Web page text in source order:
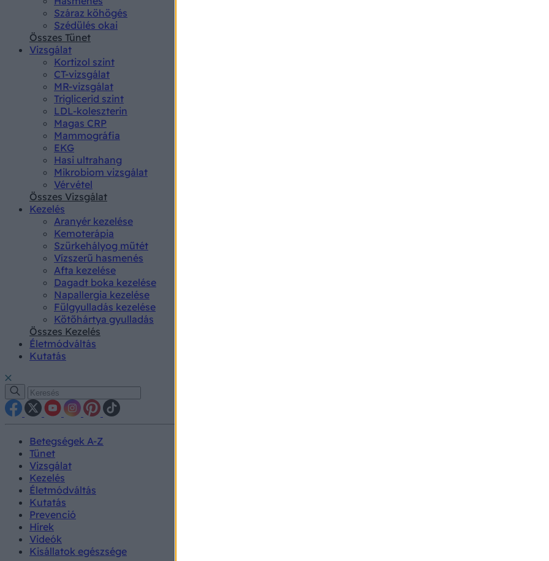
Száraz köhögés
Szédülés okai
Összes Tünet
Vizsgálat
Kortizol szint
CT-vizsgálat
MR-vizsgálat
Triglicerid szint
LDL-koleszterin
Magas CRP
Mammográfia
EKG
Hasi ultrahang
Mikrobiom vizsgálat
Vérvétel
Összes Vizsgálat
Kezelés
Aranyér kezelése
Kemoterápia
Szürkehályog műtét
Vízszerű hasmenés
Afta kezelése
Dagadt boka kezelése
Napallergia kezelése
Fülgyulladás kezelése
Kötőhártya gyulladás
Összes Kezelés
Életmódváltás
Kutatás
Betegségek A-Z
Tünet
Vizsgálat
Kezelés
Életmódváltás
Kutatás
Prevenció
Hírek
Videók
Kisállatok egészsége